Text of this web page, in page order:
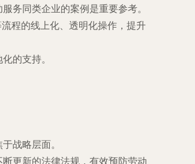
务同类企业的案例是重要参考。
程的线上化、透明化操作，提升
的支持。
战略层面。
更新的法律法规，有效预防劳动